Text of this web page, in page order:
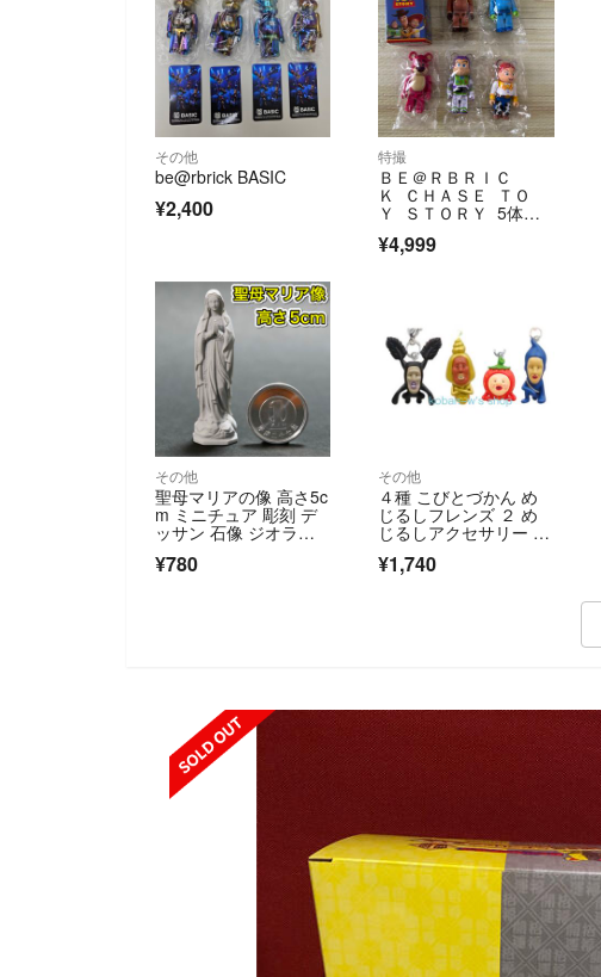
その他
be@rbrick BASIC
¥2,400
特撮
ＢＥ＠ＲＢＲＩＣ
Ｋ ＣＨＡＳＥ ＴＯ
Ｙ ＳＴＯＲＹ 5体セ
¥4,999
その他
聖母マリアの像 高さ5c
m ミニチュア 彫刻 デ
ッサン 石像 ジオラ
¥780
その他
４種 こびとづかん め
じるしフレンズ ２ め
じるしアクセサリー フ
¥1,740
SOLD OUT